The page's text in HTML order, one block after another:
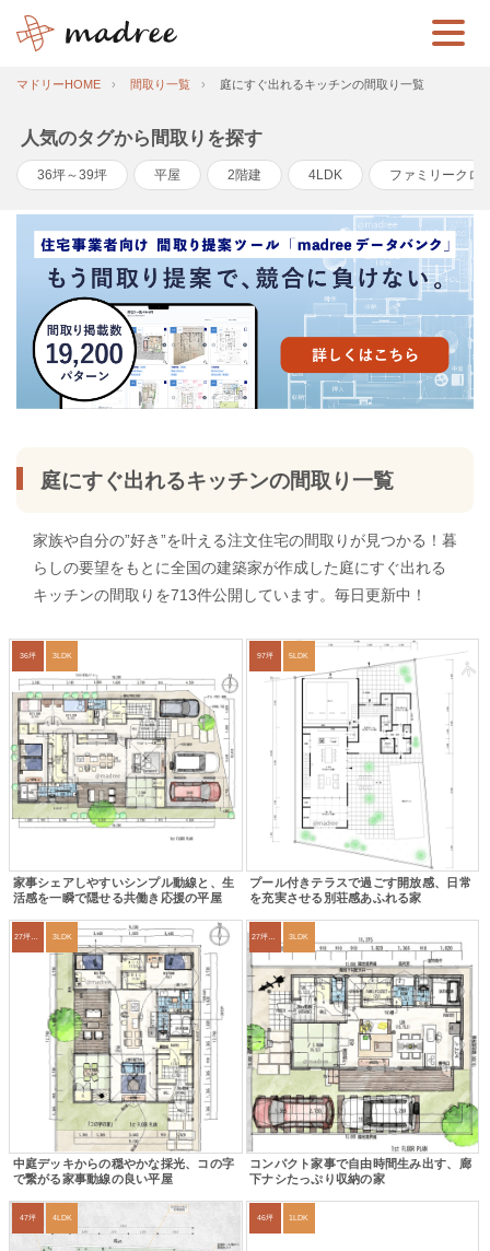
マドリーHOME 間取り一覧 庭にすぐ出れるキッチンの間取り一覧
人気のタグから間取りを探す
36坪～39坪 平屋 2階建 4LDK ファミリークロ
庭にすぐ出れるキッチンの間取り一覧
家族や自分の”好き”を叶える注文住宅の間取りが見つかる！暮
らしの要望をもとに全国の建築家が作成した庭にすぐ出れる
キッチンの間取りを713件公開しています。毎日更新中！
36坪 3LDK
家事シェアしやすいシンプル動線と、生
活感を一瞬で隠せる共働き応援の平屋
97坪 5LDK
プール付きテラスで過ごす開放感、日常
を充実させる別荘感あふれる家
3LDK
中庭デッキからの穏やかな採光、コの字
で繋がる家事動線の良い平屋
27坪〜30坪 3LDK
コンパクト家事で自由時間生み出す、廊
下ナシたっぷり収納の家
47坪 4LDK 46坪 1LDK